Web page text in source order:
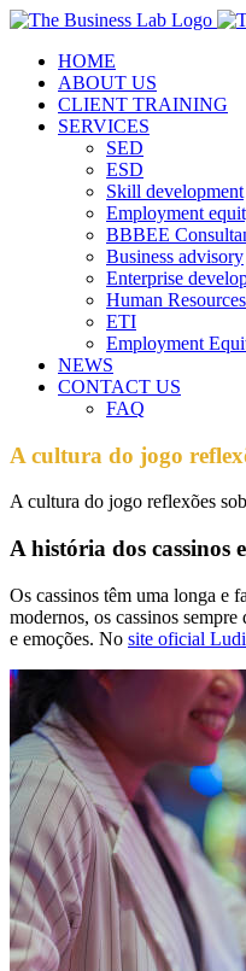
Skip
content
Facebook
Instagram
LinkedIn
HOME
ABOUT US
CLIENT TRAINING
SERVICES
SED
ESD
Skill development
Employment
BBBEE
Business advisory
Enterprise
Human
ETI
Employment
NEWS
CONTACT US
FAQ
A cultura do jogo
A cultura do jogo reflexões
A história dos cassinos
Os cassinos têm uma longa e
modernos, os cassinos
e emoções. No site oficial